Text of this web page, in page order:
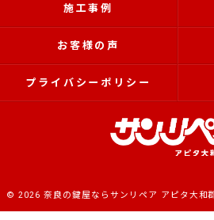
施工事例
お客様の声
プライバシーポリシー
© 2026 奈良の鍵屋ならサンリペア アピタ大和